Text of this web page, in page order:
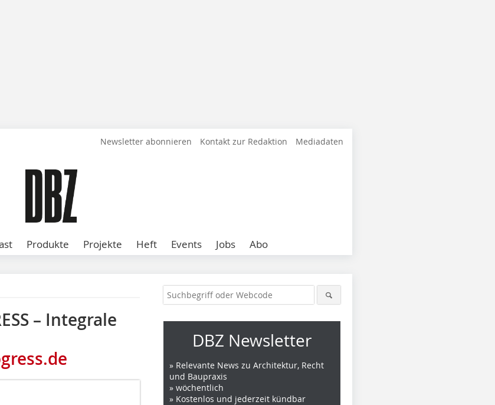
Newsletter abonnieren Kontakt zur Redaktion Mediadaten
Produkte Projekte Heft Events Jobs Abo
– Integrale
DBZ Newsletter
» Relevante News zu Architektur, Recht
und Baupraxis
» wöchentlich
» Kostenlos und jederzeit kündbar